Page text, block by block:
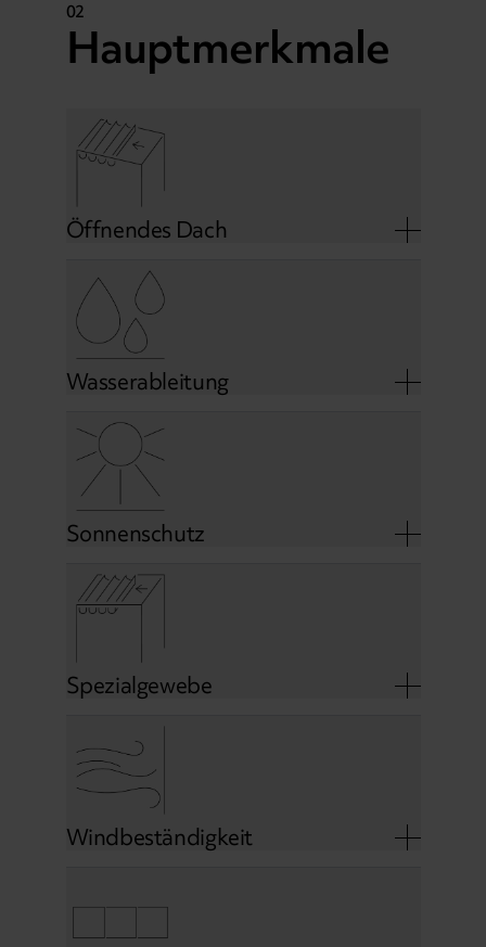
02
Hauptmerkmale
Öffnendes Dach
Wasserableitung
Sonnenschutz
Spezialgewebe
Windbeständigkeit